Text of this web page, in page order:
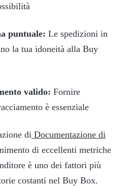
puntuale: Le spedizioni in
la tua idoneità alla Buy
valido: Fornire
è essenziale
di Documentazione di
di eccellenti metriche
è uno dei fattori più
costanti nel Buy Box.